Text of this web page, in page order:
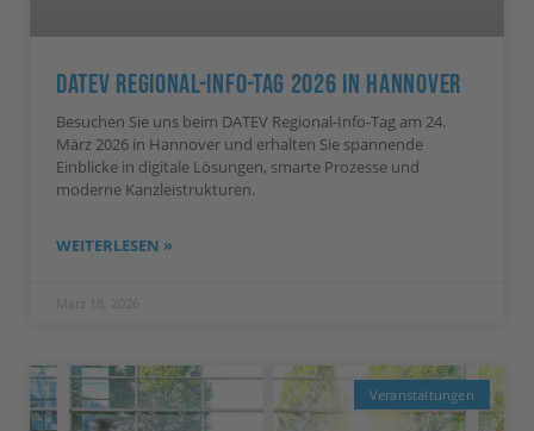
DATEV Regional-Info-Tag 2026 In Hannover
Besuchen Sie uns beim DATEV Regional-Info-Tag am 24.
März 2026 in Hannover und erhalten Sie spannende
Einblicke in digitale Lösungen, smarte Prozesse und
moderne Kanzleistrukturen.
WEITERLESEN »
März 18, 2026
Veranstaltungen